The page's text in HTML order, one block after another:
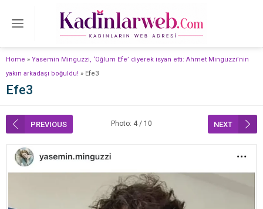
Home » Yasemin Minguzzi, ‘Oğlum Efe’ diyerek isyan etti: Ahmet Minguzzi’nin
yakın arkadaşı boğuldu! » Efe3
Efe3
PREVIOUS Photo: 4 / 10 NEXT